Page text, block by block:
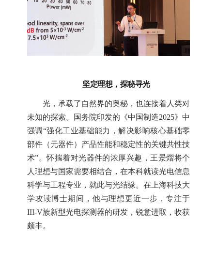
坚定理想，探秘寻光
光，承载了自然界的奥秘，也连接着人类对
未知的探索。国务院印发的《中国制造2025》中
强调“强化工业基础能力，解决影响核心基础零
部件（元器件）产品性能和稳定性的关键共性技
术”。怀揣着对光器件的浓厚兴趣，王景熠将个
人理想与国家需要相结合，在本科就读光电信息
科学与工程专业，就此与光结缘。在上海科技大
学攻读博士期间，他与理想更近一步，专注于
III-V族新型光电探测器的研发，锐意进取，收获
颇丰。